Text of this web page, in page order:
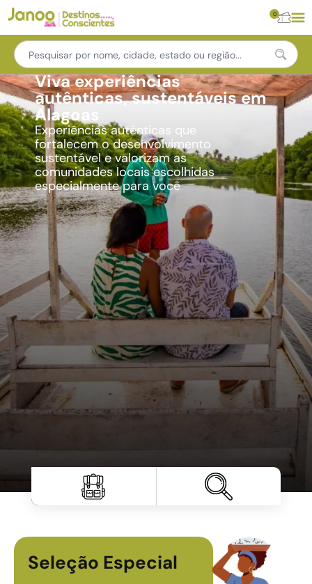
0
Viva experiências
autênticas, sustentáveis em
Alagoas
Experiências autênticas que
fortalecem o desenvolvimento
sustentável e valorizam as
comunidades locais escolhidas
especialmente para você
Seleção Especial